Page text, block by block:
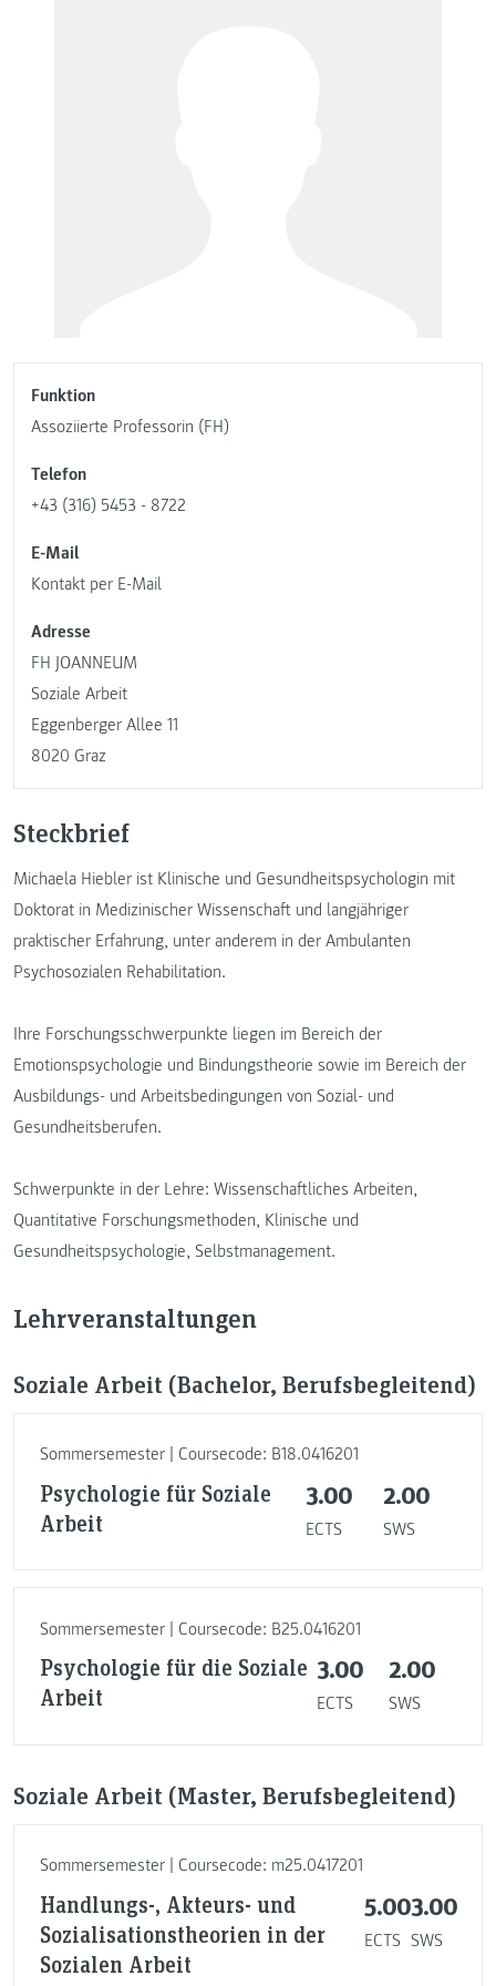
Funktion
Assoziierte Professorin (FH)
Telefon
+43 (316) 5453 - 8722
E-Mail
Kontakt per E-Mail
Adresse
FH JOANNEUM
Soziale Arbeit
Eggenberger Allee 11
8020 Graz
Steckbrief
Michaela Hiebler ist Klinische und Gesundheitspsychologin mit
Doktorat in Medizinischer Wissenschaft und langjähriger
praktischer Erfahrung, unter anderem in der Ambulanten
Psychosozialen Rehabilitation.
Ihre Forschungsschwerpunkte liegen im Bereich der
Emotionspsychologie und Bindungstheorie sowie im Bereich der
Ausbildungs- und Arbeitsbedingungen von Sozial- und
Gesundheitsberufen.
Schwerpunkte in der Lehre: Wissenschaftliches Arbeiten,
Quantitative Forschungsmethoden, Klinische und
Gesundheitspsychologie, Selbstmanagement.
Lehrveranstaltungen
Soziale Arbeit (Bachelor, Berufsbegleitend)
Sommersemester | Coursecode: B18.0416201
Psychologie für Soziale
Arbeit
3.00
ECTS
2.00
SWS
Sommersemester | Coursecode: B25.0416201
Psychologie für die Soziale
Arbeit
3.00
ECTS
2.00
SWS
Soziale Arbeit (Master, Berufsbegleitend)
Sommersemester | Coursecode: m25.0417201
Handlungs-, Akteurs- und
Sozialisationstheorien in der
Sozialen Arbeit
5.00
ECTS
3.00
SWS